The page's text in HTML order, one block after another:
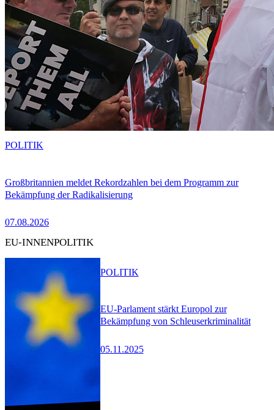
Großbritannien meldet Rekordzahlen bei dem Programm zur
Bekämpfung der Radikalisierung
07.08.2026
POLITIK
EU-INNENPOLITIK
EU-Parlament stärkt Europol zur
Bekämpfung von Schleuserkriminalität
05.11.2025
POLITIK